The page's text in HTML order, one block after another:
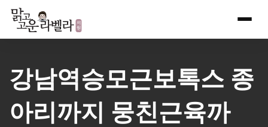
Skip
content
강남역승모근보톡스 종
아리까지 뭉친근육까